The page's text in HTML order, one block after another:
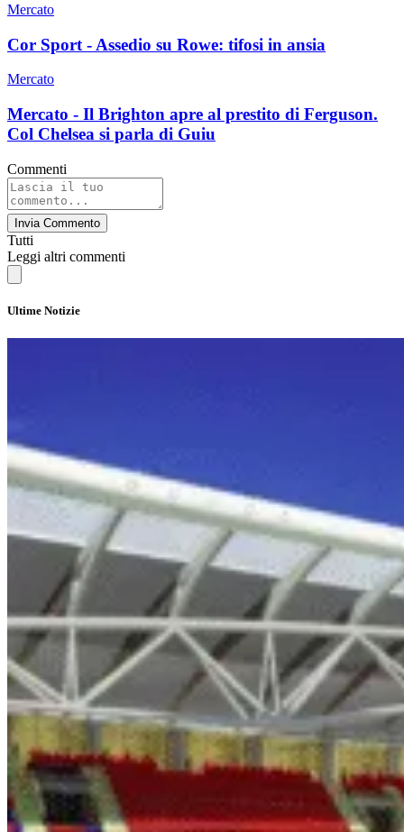
Mercato
Cor Sport - Assedio su Rowe: tifosi in ansia
Mercato
Mercato - Il Brighton apre al prestito di Ferguson.
Col Chelsea si parla di Guiu
Commenti
Invia Commento
Tutti
Leggi altri commenti
Ultime Notizie